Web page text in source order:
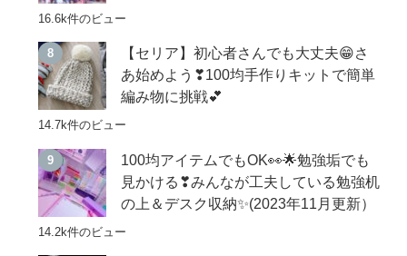
16.6k件のビュー
【セリア】初心者さんでも大丈夫😁さ
あ始めよう❣100均手作りキットで簡単
編み物に挑戦💕
14.7k件のビュー
100均アイテムでもOK👀🌟勉強垢でも
見かける❣みんなが工夫している勉強机
の上＆デスク収納✨(2023年11月更新）
14.2k件のビュー